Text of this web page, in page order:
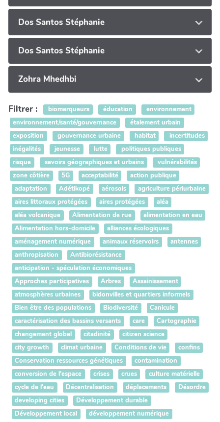
Dos Santos Stéphanie
Dos Santos Stéphanie
Zohra Mhedhbi
Filtrer : biomarqueurs éducation
environnement
environnement/santé/gouvernance
étalement urbain
exposition
gouvernance urbaine habitat
incertitudes
inégalités
jeunesse lutte
politiques publiques
risque
savoirs géographiques et urbains
vulnérabilités
zone côtière
5G acceptabilité
action publique
adaptation
Adétikopé aérosols
agriculture périurbaine
aires littoraux protégées
aires protégées
aléa
aléa volcanique
Alimentation de rue
alimentation en eau
Alimentation hors-domicile
alliances écologiques
aménagement numérique
animaux réservoirs
antennes
anthropisation
Antibiorésistance
anticipation - spéculation économiques
Approches participatives
Arbres
Assainissement
atmosphères urbaines
bidonvilles et quartiers informels
Bien être des populations
Biodiversité
Canicule
caractérisation des bassins versants
care
Cartographie
changement global
citadinité
citizen science
city growth
climat urbaine Conditions de vie
confins
Conservation ressources génétiques
contamination
conversion de l'espace
crises crues
culture matérielle
cycle de l'eau
Décentralisation déplacements
Désordre
developing cities
Développement durable
Développement local
développement numérique